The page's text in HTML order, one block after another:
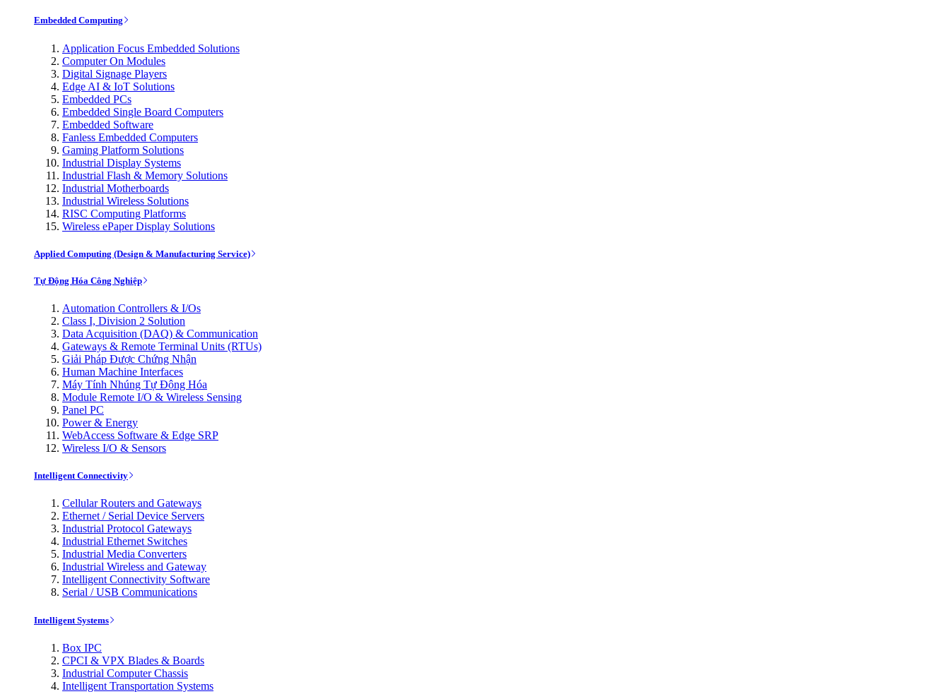
Embedded Computing
Application Focus Embedded Solutions
Computer On Modules
Digital Signage Players
Edge AI & IoT Solutions
Embedded PCs
Embedded Single Board Computers
Embedded Software
Fanless Embedded Computers
Gaming Platform Solutions
Industrial Display Systems
Industrial Flash & Memory Solutions
Industrial Motherboards
Industrial Wireless Solutions
RISC Computing Platforms
Wireless ePaper Display Solutions
Applied Computing (Design & Manufacturing Service)
Tự Động Hóa Công Nghiệp
Automation Controllers & I/Os
Class I, Division 2 Solution
Data Acquisition (DAQ) & Communication
Gateways & Remote Terminal Units (RTUs)
Giải Pháp Được Chứng Nhận
Human Machine Interfaces
Máy Tính Nhúng Tự Động Hóa
Module Remote I/O & Wireless Sensing
Panel PC
Power & Energy
WebAccess Software & Edge SRP
Wireless I/O & Sensors
Intelligent Connectivity
Cellular Routers and Gateways
Ethernet / Serial Device Servers
Industrial Protocol Gateways
Industrial Ethernet Switches
Industrial Media Converters
Industrial Wireless and Gateway
Intelligent Connectivity Software
Serial / USB Communications
Intelligent Systems
Box IPC
CPCI & VPX Blades & Boards
Industrial Computer Chassis
Intelligent Transportation Systems